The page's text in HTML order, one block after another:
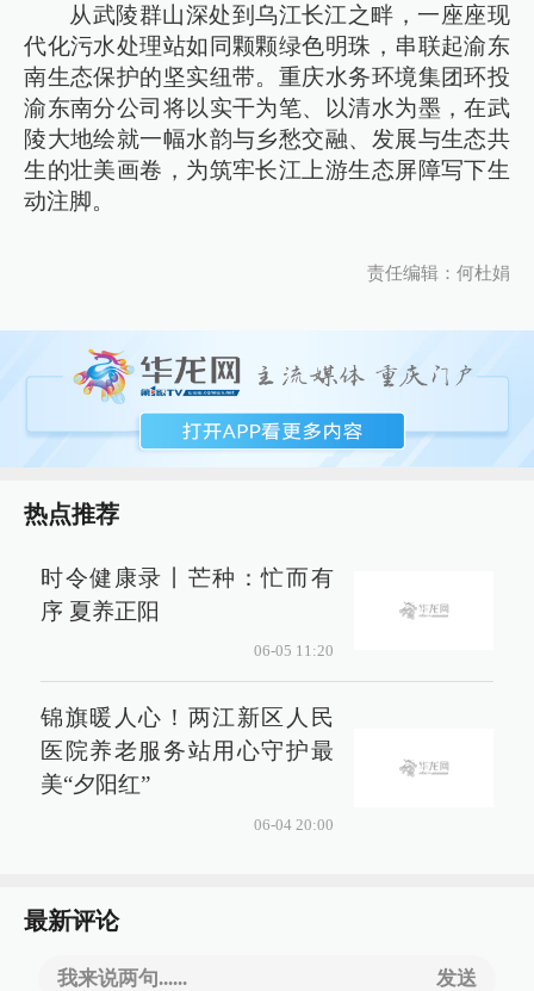
从武陵群山深处到乌江长江之畔，一座座现
代化污水处理站如同颗颗绿色明珠，串联起渝东
南生态保护的坚实纽带。重庆水务环境集团环投
渝东南分公司将以实干为笔、以清水为墨，在武
陵大地绘就一幅水韵与乡愁交融、发展与生态共
生的壮美画卷，为筑牢长江上游生态屏障写下生
动注脚。
责任编辑：何杜娟
热点推荐
时令健康录丨芒种：忙而有
序 夏养正阳
06-05 11:20
锦旗暖人心！两江新区人民
医院养老服务站用心守护最
美“夕阳红”
06-04 20:00
最新评论
我来说两句...... 发送